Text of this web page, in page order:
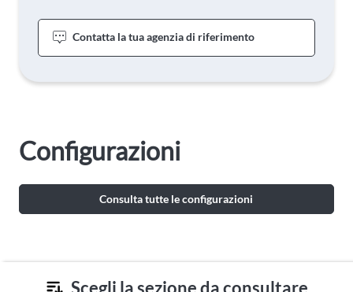
Scegli la sezione da consultare
Contatta la tua agenzia di riferimento
Configurazioni
Consulta tutte le configurazioni